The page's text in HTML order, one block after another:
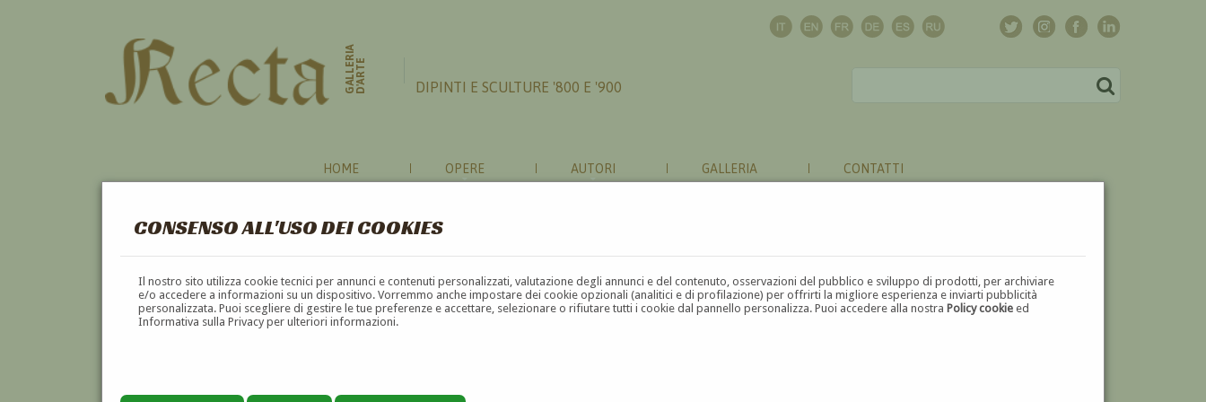
CONSENSO ALL'USO DEI COOKIES
Il nostro sito utilizza cookie tecnici per annunci e contenuti personalizzati, valutazione degli annunci e del contenuto, osservazioni del pubblico e sviluppo di prodotti, per archiviare
e/o accedere a informazioni su un dispositivo. Vorremmo anche impostare dei cookie opzionali (analitici e di profilazione) per offrirti la migliore esperienza e inviarti pubblicità
personalizzata. Puoi scegliere di gestire le tue preferenze e accettare, selezionare o rifiutare tutti i cookie dal pannello personalizza. Puoi accedere alla nostraPolicy cookie ed
Informativa sulla Privacy per ulteriori informazioni.
GALLERIAD'ARTE DIPINTI E SCULTURE '800 E '900
HOME OPERE AUTORI GALLERIA CONTATTI
RITRATTO
A B C D E F G H I J K L M N O P Q R S T U V W X Y Z ⬅